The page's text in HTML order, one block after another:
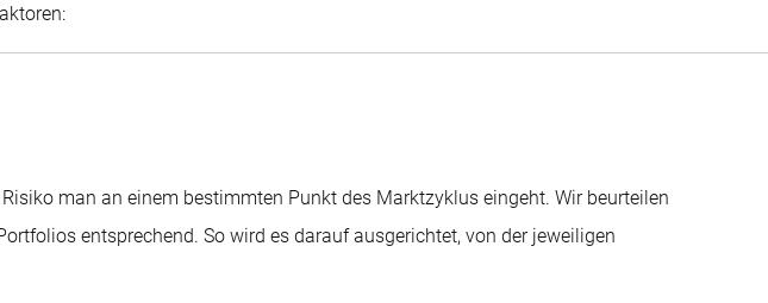
man an einem bestimmten Punkt des Marktzyklus eingeht. Wir beurteilen
entsprechend. So wird es darauf ausgerichtet, von der jeweiligen